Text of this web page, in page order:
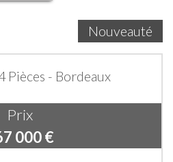
Nouveauté
Pièces - Bordeaux
Prix
000€